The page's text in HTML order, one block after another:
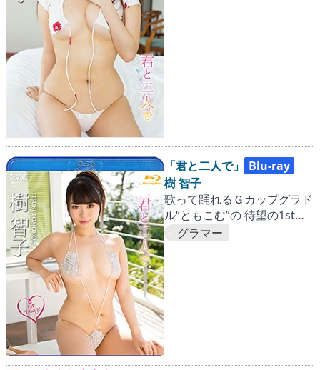
「君と二人で」
Blu-ray
樹 智子
歌って踊れるＧカップグラド
ル“ともこむ”の 待望の1stイ
メージ作品!!
グラマー